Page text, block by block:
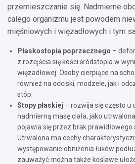
przemieszczanie się. Nadmierne
całego organizmu jest powodem
mięśniowych i więzadłowych i tym
Płaskostopia poprzecznego –
z rozejścia się kości śródstopia w
więzadłowej. Osoby cierpiące na
również na odciski, modzele, jak i
stóp.
Stopy płaskiej – rozwija się często u
nadmierną masę ciała, jako
pojawia się przez brak prawidłowego
Utrwalona ma cechy
występowanie obniżenia łuków
zauważyć można także koślawe